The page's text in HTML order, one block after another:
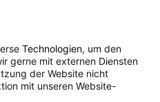
MPa gebaut. Das
dadurch
einem XPS-
Form an. Die drei
ermöglichen eine
Technologien, um den
gerne mit externen Diensten
der Website nicht
mit unseren Website-